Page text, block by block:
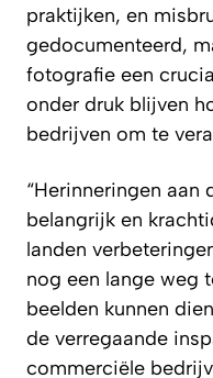
praktijken, en
gedocumenteerd,
fotografie een
onder druk blijven
bedrijven om te
“Herinneringen aan
belangrijk en
landen
nog een lange weg
beelden kunnen
de verregaande
commerciële